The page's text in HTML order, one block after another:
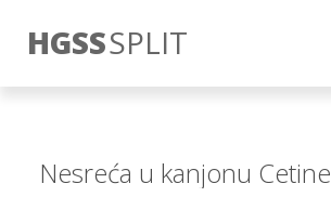
HGSSSPLIT
Nesreća u kanjonu Cetine